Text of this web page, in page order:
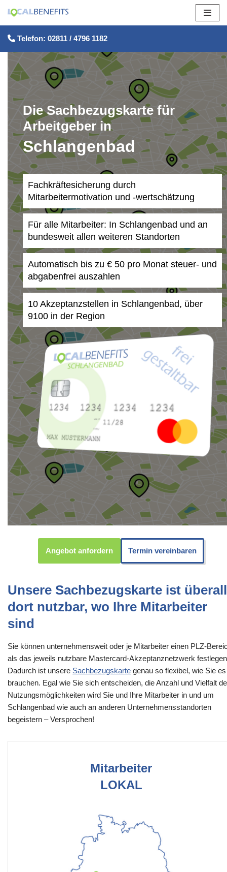
Zum
Inhalt
springen
Telefon: 02811 / 4796 1182
Die Sachbezugskarte für
Arbeitgeber in
Schlangenbad
Fachkräftesicherung durch
Mitarbeitermotivation und -wertschätzung
Für alle Mitarbeiter: In Schlangenbad und an
bundesweit allen weiteren Standorten
Automatisch bis zu € 50 pro Monat steuer- und
abgabenfrei auszahlen
10 Akzeptanzstellen in Schlangenbad, über
9100 in der Region
Angebot anfordern Termin vereinbaren
Unsere Sachbezugskarte ist überall
dort nutzbar, wo Ihre Mitarbeiter
sind
Sie können unternehmensweit oder je Mitarbeiter einen PLZ-
als das jeweils nutzbare Mastercard-Akzeptanznetzwerk
Dadurch ist unsere Sachbezugskarte genau so flexibel, wie Sie es
brauchen. Egal wie Sie sich entscheiden, die Anzahl und Vielfalt
Nutzungsmöglichkeiten wird Sie und Ihre Mitarbeiter in und um
Schlangenbad wie auch an anderen Unternehmensstandorten
begeistern – Versprochen!
Mitarbeiter
LOKAL